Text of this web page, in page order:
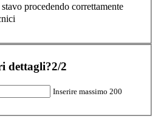
procedendo correttamente
dettagli?2/2
Inserire massimo 200